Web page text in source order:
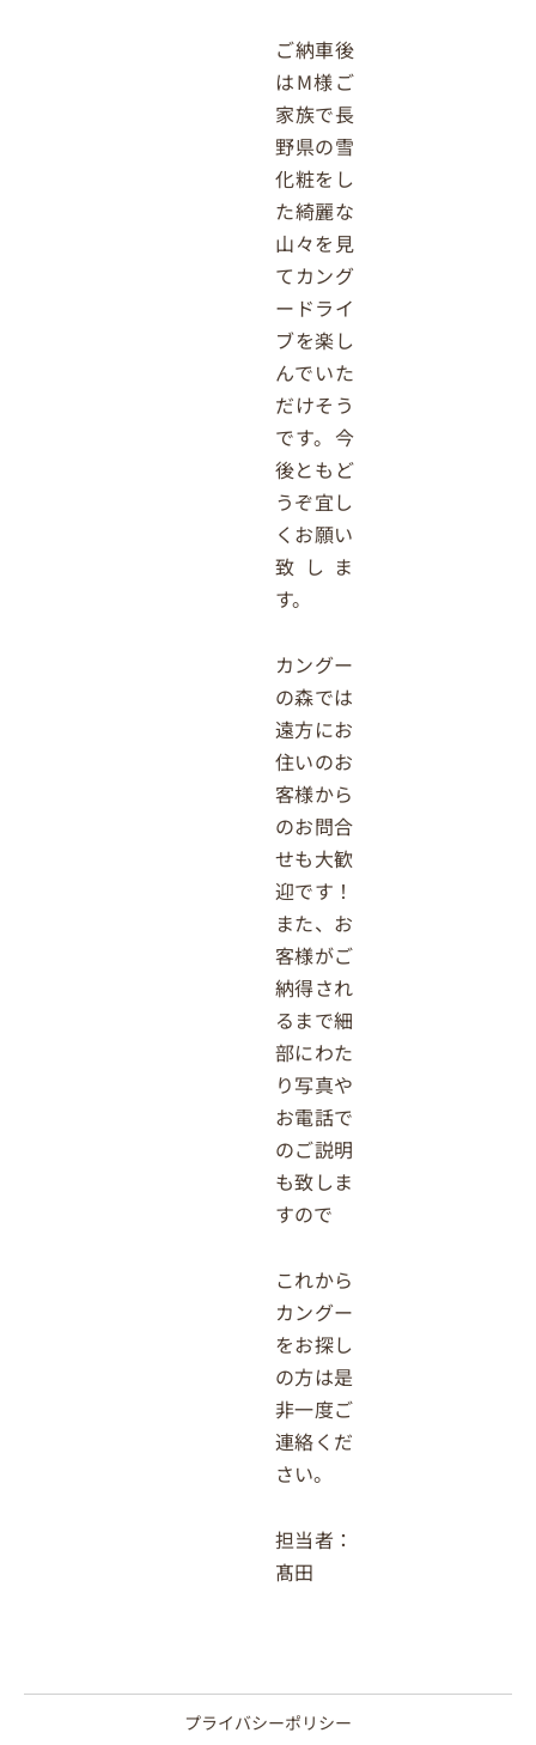
ご納車後
はM様ご
家族で長
野県の雪
化粧をし
た綺麗な
山々を見
てカング
ードライ
ブを楽し
んでいた
だけそう
です。今
後ともど
うぞ宜し
くお願い
致しま
す。
カングー
の森では
遠方にお
住いのお
客様から
のお問合
せも大歓
迎です！
また、お
客様がご
納得され
るまで細
部にわた
り写真や
お電話で
のご説明
も致しま
すので
これから
カングー
をお探し
の方は是
非一度ご
連絡くだ
さい。
担当者：
髙田
プライバシーポリシー